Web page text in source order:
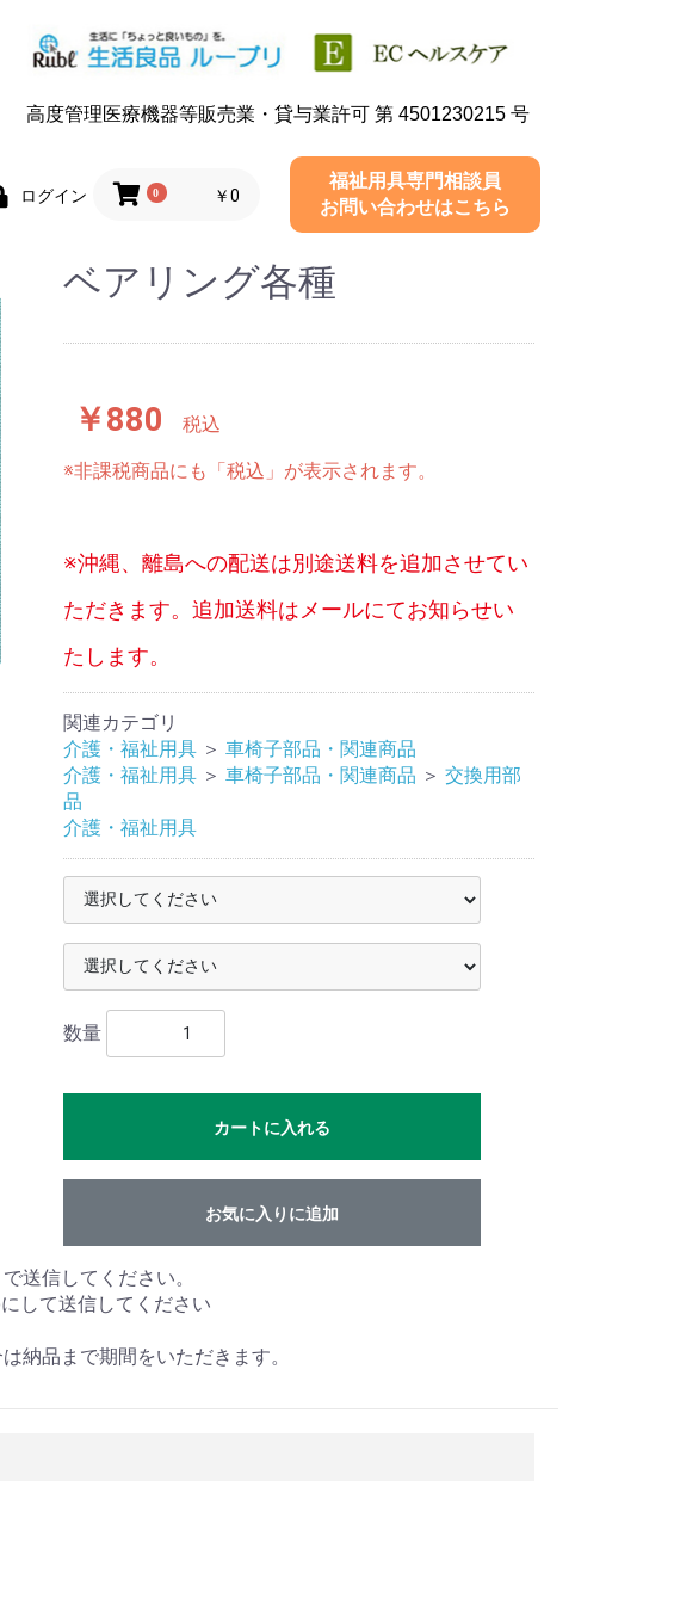
高度管理医療機器等販売業・貸与業許可 第 4501230215 号
ログイン 0 ￥0
福祉用具専門相談員
お問い合わせはこちら
ベアリング各種
￥880 税込
※非課税商品にも「税込」が表示されます。
※沖縄、離島への配送は別途送料を追加させてい
ただきます。追加送料はメールにてお知らせい
たします。
関連カテゴリ
介護・福祉用具 ＞ 車椅子部品・関連商品
介護・福祉用具 ＞ 車椅子部品・関連商品 ＞ 交換用部
品
介護・福祉用具
数量
カートに入れる
お気に入りに追加
送信してください。
して送信してください
納品まで期間をいただきます。